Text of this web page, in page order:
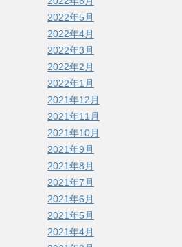
2022年5月
2022年4月
2022年3月
2022年2月
2022年1月
2021年12月
2021年11月
2021年10月
2021年9月
2021年8月
2021年7月
2021年6月
2021年5月
2021年4月